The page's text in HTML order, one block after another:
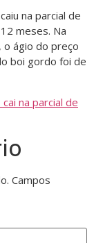
na parcial de
meses. Na
o ágio do preço
boi gordo foi de
na parcial de
Campos